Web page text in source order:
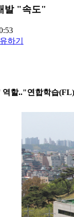
발 "속도"
하기
할.."연합학습